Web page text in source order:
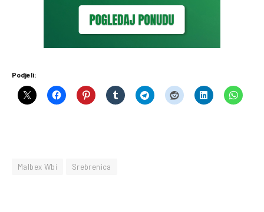
Podjeli:
Malbex Wbi Srebrenica